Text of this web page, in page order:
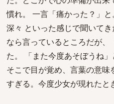
慣れ。 一言「痛かった？」
深々 といった感じで聞いて
なら言っているところだが、
た。 「また今度あそぼうね」
そこで目が覚め、言葉の意
すぎる。今度少女が現れたと